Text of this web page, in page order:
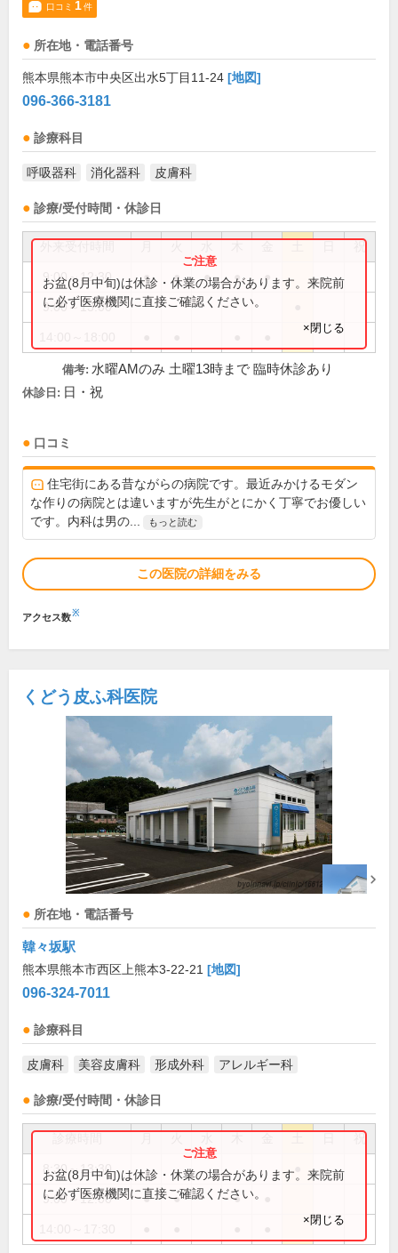
口コミ 1件
所在地・電話番号
熊本県熊本市中央区出水5丁目11-24 [地図]
096-366-3181
診療科目
呼吸器科 消化器科 皮膚科
診療/受付時間・休診日
祝
9:00～12:30 ● ● ● ● ●
9:00～13:00
お盆(8月中旬)は休診・休業の場合があります。来院前
に必ず医療機関に直接ご確認ください。
×閉じる
備考: 水曜AMのみ 土曜13時まで 臨時休診あり
休診日: 日・祝
口コミ
住宅街にある昔ながらの病院です。最近みかけるモダン
な作りの病院とは違いますが先生がとにかく丁寧でお優しい
です。内科は男の...
もっと読む
この医院の詳細をみる
アクセス数※
くどう皮ふ科医院
所在地・電話番号
韓々坂駅
熊本県熊本市西区上熊本3-22-21 [地図]
096-324-7011
診療科目
皮膚科 美容皮膚科 形成外科 アレルギー科
診療/受付時間・休診日
祝
8:30～13:30
9:00～12:00 ● ● ●
お盆(8月中旬)は休診・休業の場合があります。来院前
に必ず医療機関に直接ご確認ください。
×閉じる